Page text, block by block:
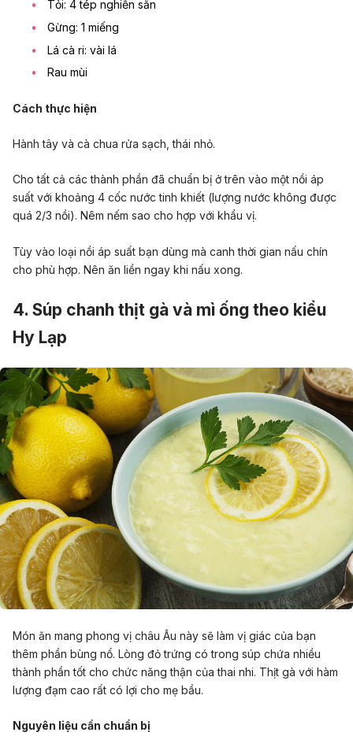
Tỏi: 4 tép nghiền sẵn
Gừng: 1 miếng
Lá cà ri: vài lá
Rau mùi
Cách thực hiện
Hành tây và cà chua rửa sạch, thái nhỏ.
Cho tất cả các thành phần đã chuẩn bị ở trên vào một nồi áp
suất với khoảng 4 cốc nước tinh khiết (lượng nước không được
quá 2/3 nồi). Nêm nếm sao cho hợp với khẩu vị.
Tùy vào loại nồi áp suất bạn dùng mà canh thời gian nấu chín
cho phù hợp. Nên ăn liền ngay khi nấu xong.
4. Súp chanh thịt gà và mì ống theo kiểu
Hy Lạp
Món ăn mang phong vị châu Âu này sẽ làm vị giác của bạn
thêm phần bùng nổ. Lòng đỏ trứng có trong súp chứa nhiều
thành phần tốt cho chức năng thận của thai nhi. Thịt gà với hàm
lượng đạm cao rất có lợi cho mẹ bầu.
Nguyên liệu cần chuẩn bị